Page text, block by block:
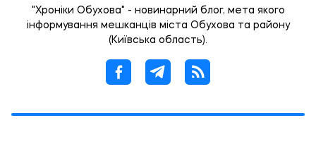
"Хроніки Обухова" - новинарний блог, мета якого
інформування мешканців міста Обухова та району
(Київська область).